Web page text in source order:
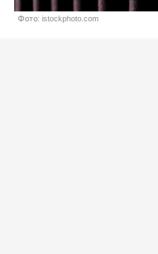
Фото: istockphoto.com